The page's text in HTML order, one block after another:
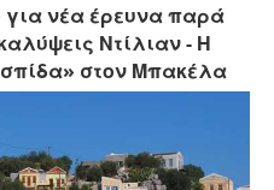
για νέα έρευνα παρά
Ντίλιαν - Η
στον Μπακέλα